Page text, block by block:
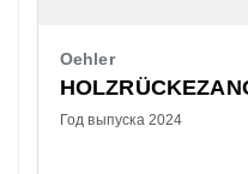
Oehler
Год выпуска 2024